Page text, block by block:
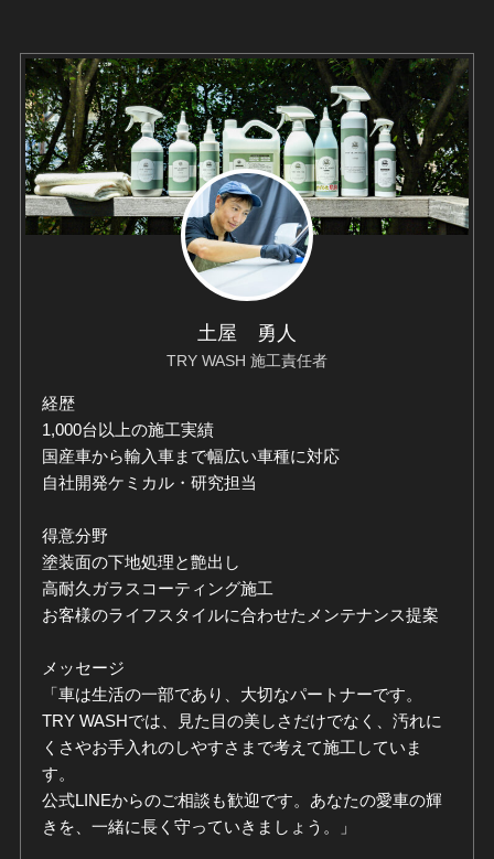
土屋 勇人
TRY WASH 施工責任者
経歴
1,000台以上の施工実績
国産車から輸入車まで幅広い車種に対応
自社開発ケミカル・研究担当
得意分野
塗装面の下地処理と艶出し
高耐久ガラスコーティング施工
お客様のライフスタイルに合わせたメンテナンス提案
メッセージ
「車は生活の一部であり、大切なパートナーです。
TRY WASHでは、見た目の美しさだけでなく、汚れに
くさやお手入れのしやすさまで考えて施工していま
す。
公式LINEからのご相談も歓迎です。あなたの愛車の輝
きを、一緒に長く守っていきましょう。」